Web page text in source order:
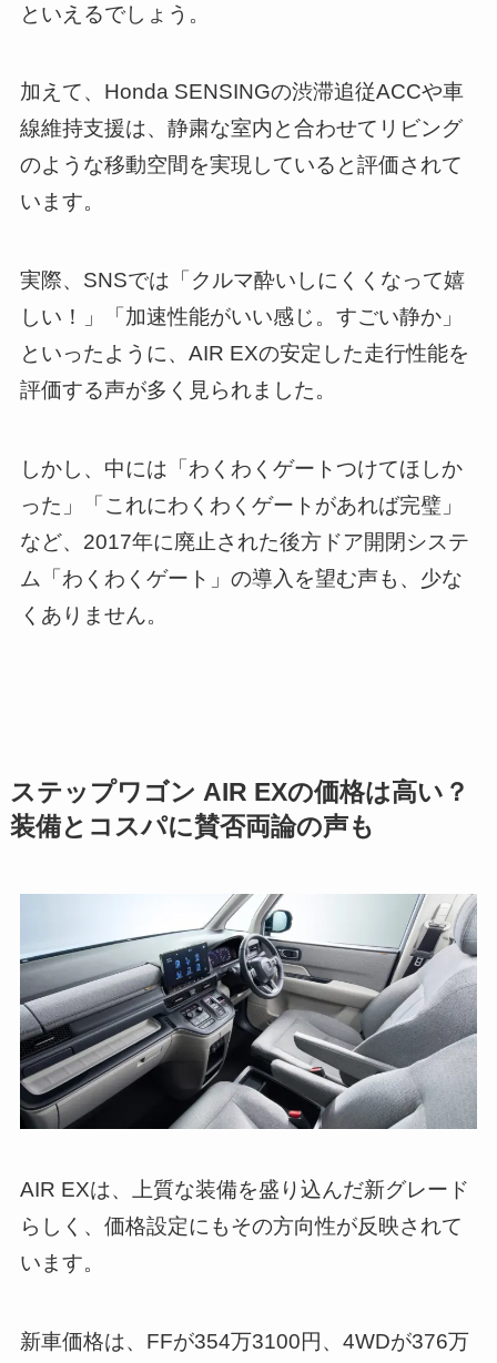
といえるでしょう。
加えて、Honda SENSINGの渋滞追従ACCや車
線維持支援は、静粛な室内と合わせてリビング
のような移動空間を実現していると評価されて
います。
実際、SNSでは「クルマ酔いしにくくなって嬉
しい！」「加速性能がいい感じ。すごい静か」
といったように、AIR EXの安定した走行性能を
評価する声が多く見られました。
しかし、中には「わくわくゲートつけてほしか
った」「これにわくわくゲートがあれば完璧」
など、2017年に廃止された後方ドア開閉システ
ム「わくわくゲート」の導入を望む声も、少な
くありません。
ステップワゴン AIR EXの価格は高い？
装備とコスパに賛否両論の声も
AIR EXは、上質な装備を盛り込んだ新グレード
らしく、価格設定にもその方向性が反映されて
います。
新車価格は、FFが354万3100円、4WDが376万